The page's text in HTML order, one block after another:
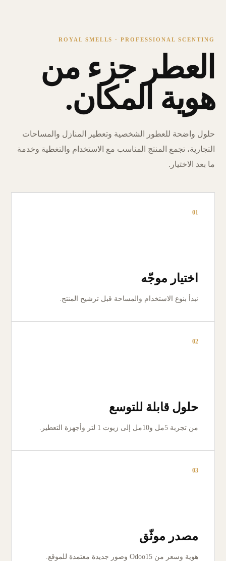
ROYAL SMELLS · PROFESSIONAL SCENTING
العطر جزء من
هوية المكان.
حلول واضحة للعطور الشخصية وتعطير المنازل والمساحات
التجارية، تجمع المنتج المناسب مع الاستخدام والتغطية وخدمة
ما بعد الاختيار.
01
اختيار موجّه
نبدأ بنوع الاستخدام والمساحة قبل ترشيح المنتج.
02
حلول قابلة للتوسع
من تجربة 5مل و10مل إلى زيوت 1 لتر وأجهزة التعطير.
03
مصدر موثّق
هوية وسعر من Odoo15 وصور جديدة معتمدة للموقع.